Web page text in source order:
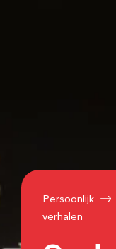
Persoonlijk
verhalen